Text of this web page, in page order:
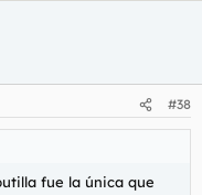
#38
fue la única que